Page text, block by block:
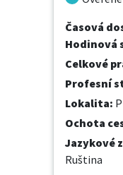
Časová
Hodinová
Celkové
Profesní
Lokalita:
Ochota
Jazykové
Ruština